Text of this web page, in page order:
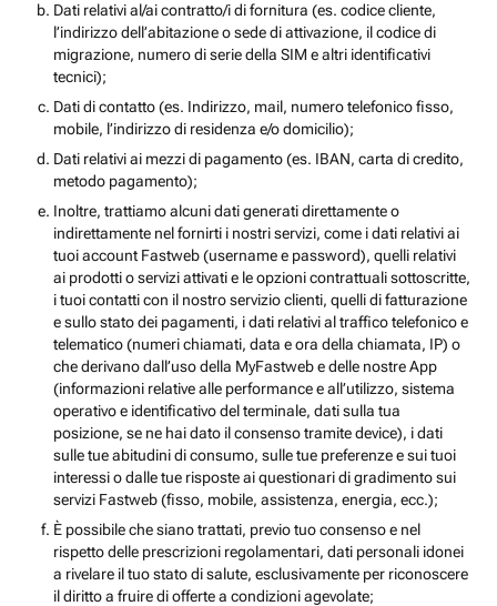
Dati relativi al/ai contratto/i di fornitura (es. codice cliente,
l’indirizzo dell’abitazione o sede di attivazione, il codice di
migrazione, numero di serie della SIM e altri identificativi
tecnici);
Dati di contatto (es. Indirizzo, mail, numero telefonico fisso,
mobile, l’indirizzo di residenza e/o domicilio);
Dati relativi ai mezzi di pagamento (es. IBAN, carta di credito,
metodo pagamento);
Inoltre, trattiamo alcuni dati generati direttamente o
indirettamente nel fornirti i nostri servizi, come i dati relativi ai
tuoi account Fastweb (username e password), quelli relativi
ai prodotti o servizi attivati e le opzioni contrattuali sottoscritte,
i tuoi contatti con il nostro servizio clienti, quelli di fatturazione
e sullo stato dei pagamenti, i dati relativi al traffico telefonico e
telematico (numeri chiamati, data e ora della chiamata, IP) o
che derivano dall’uso della MyFastweb e delle nostre App
(informazioni relative alle performance e all’utilizzo, sistema
operativo e identificativo del terminale, dati sulla tua
posizione, se ne hai dato il consenso tramite device), i dati
sulle tue abitudini di consumo, sulle tue preferenze e sui tuoi
interessi o dalle tue risposte ai questionari di gradimento sui
servizi Fastweb (fisso, mobile, assistenza, energia, ecc.);
È possibile che siano trattati, previo tuo consenso e nel
rispetto delle prescrizioni regolamentari, dati personali idonei
a rivelare il tuo stato di salute, esclusivamente per riconoscere
il diritto a fruire di offerte a condizioni agevolate;